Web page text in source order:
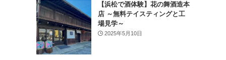
【浜松で酒体験】花の舞酒造本
店 ～無料テイスティングと工
場見学～
2025年5月10日